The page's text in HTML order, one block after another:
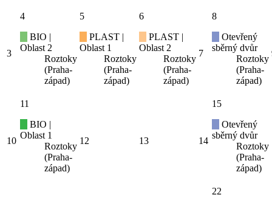
3
4
BIO |
Oblast 2
Roztoky
(Praha-
západ)
5
PLAST |
Oblast 1
Roztoky
(Praha-
západ)
6
PLAST |
Oblast 2
Roztoky
(Praha-
západ)
7
8
Otevřený
sběrný dvůr
Roztoky
(Praha-
západ)
10
11
BIO |
Oblast 1
Roztoky
(Praha-
západ)
12 13 14
15
Otevřený
sběrný dvůr
Roztoky
(Praha-
západ)
22